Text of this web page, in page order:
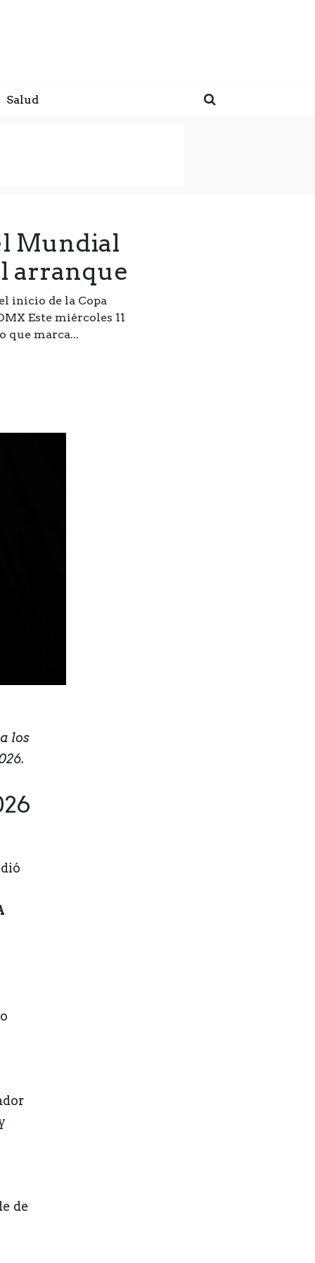
Salud
Mundial
arranque
inicio de la Copa
Este miércoles 11
que marca...
los
de